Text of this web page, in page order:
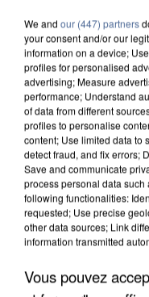
APRÈS TOUTES
We and our (447) partners
your consent and/or our
information on a device;
profiles for personalised
advertising; Measure
performance; Understand
of data from different
profiles to personalise
content; Use limited data to
detect fraud, and fix errors;
Save and communicate
process personal data
following functionalities:
requested; Use precise
other data sources; Link
information transmitted
Vous pouvez